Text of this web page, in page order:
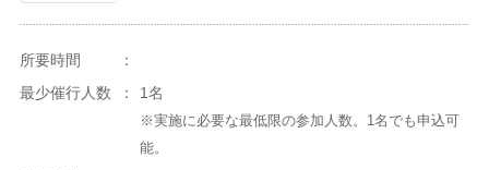
所要時間
：
最少催行人数
： 1名
※実施に必要な最低限の参加人数。1名でも申込可
能。